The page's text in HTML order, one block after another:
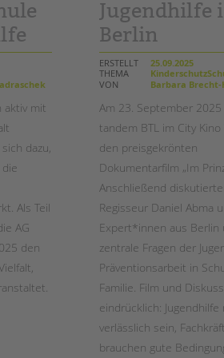
STADTTEILARBEIT
aktiv mit
dazu,
Als Teil
AG
den
Jugendhilfe
Berlin
ERSTELLT
25.09.2025
THEMA
VON
Barbara Brecht-
Am 23. September 2025
tandem BTL im City
den preisgekrönten
Dokumentarfilm „Im
Anschließend
Regisseur Daniel Abma
Expert*innen aus Berlin
zentrale Fragen der
Präventionsarbeit in
Familie. Film und
eindrücklich: Jugendhilfe
verlässlich sein,
brauchen gute